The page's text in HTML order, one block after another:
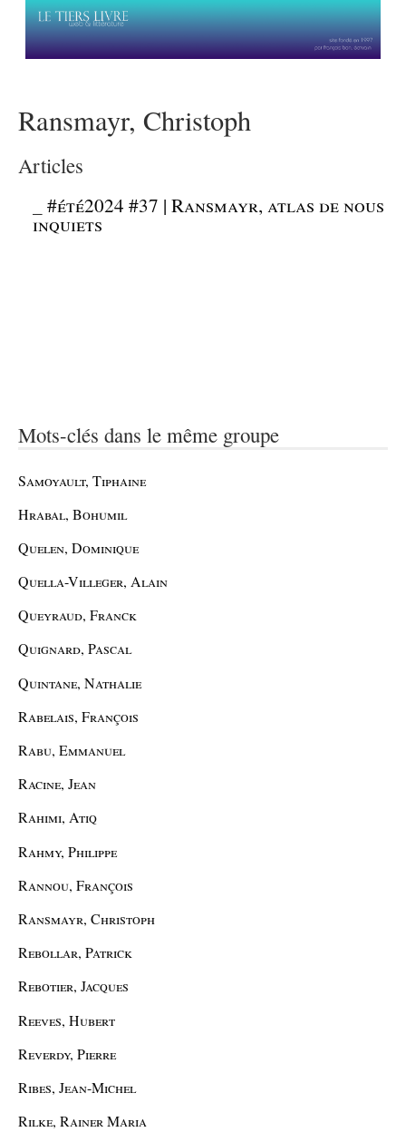
Ransmayr, Christoph
Articles
_#été2024 #37 | Ransmayr, atlas de nous
inquiets
Mots-clés dans le même groupe
Samoyault, Tiphaine
Hrabal, Bohumil
Quelen, Dominique
Quella-Villeger, Alain
Queyraud, Franck
Quignard, Pascal
Quintane, Nathalie
Rabelais, François
Rabu, Emmanuel
Racine, Jean
Rahimi, Atiq
Rahmy, Philippe
Rannou, François
Ransmayr, Christoph
Rebollar, Patrick
Rebotier, Jacques
Reeves, Hubert
Reverdy, Pierre
Ribes, Jean-Michel
Rilke, Rainer Maria